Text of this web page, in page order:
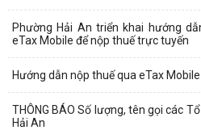
Phường Hải An triển khai hướng
eTax Mobile để nộp thuế trực tuyến
Hướng dẫn nộp thuế qua eTax
THÔNG BÁO Số lượng, tên gọi các
Hải An